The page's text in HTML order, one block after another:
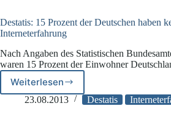
Destatis: 15 Prozent der Deutschen haben
Interneterfahrung
Nach Angaben des Statistischen
waren 15 Prozent der Einwohner
Weiterlesen
Destatis:
15
23.08.2013 Destatis